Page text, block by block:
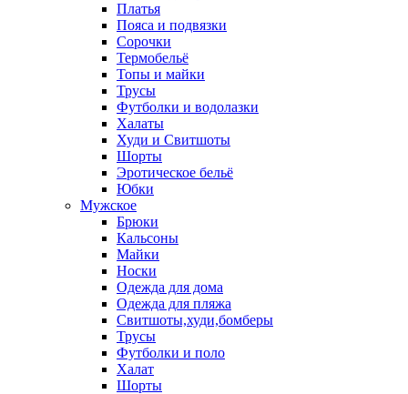
Платья
Пояса и подвязки
Сорочки
Термобельё
Топы и майки
Трусы
Футболки и водолазки
Халаты
Худи и Свитшоты
Шорты
Эротическое бельё
Юбки
Мужское
Брюки
Кальсоны
Майки
Носки
Одежда для дома
Одежда для пляжа
Свитшоты,худи,бомберы
Трусы
Футболки и поло
Халат
Шорты